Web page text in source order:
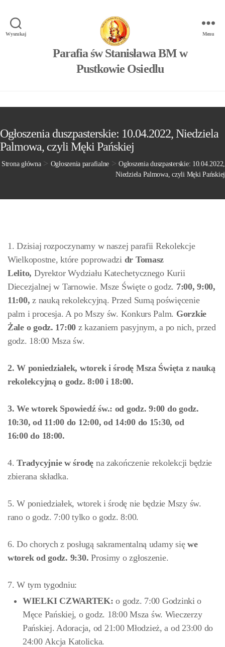
Wyszukaj
Parafia św Stanisława BM w
Pustkowie Osiedlu
Menu
Ogłoszenia duszpasterskie: 10.04.2022, Niedziela
Palmowa, czyli Męki Pańskiej
Strona główna> Ogłoszenia parafialne >Ogłoszenia duszpasterskie: 10.04.2022,
Niedziela Palmowa, czyli Męki Pańskiej
1. Dzisiaj rozpoczynamy w naszej parafii Rekolekcje
Wielkopostne, które poprowadzi dr Tomasz
Lelito, Dyrektor Wydziału Katechetycznego Kurii
Diecezjalnej w Tarnowie. Msze Święte o godz. 7:00, 9:00,
11:00, z nauką rekolekcyjną. Przed Sumą poświęcenie
palm i procesja. A po Mszy św. Konkurs Palm. Gorzkie
Żale o godz. 17:00 z kazaniem pasyjnym, a po nich, przed
godz. 18:00 Msza św.
2. W poniedziałek, wtorek i środę Msza Święta z nauką
rekolekcyjną o godz. 8:00 i 18:00.
3. We wtorek Spowiedź św.: od godz. 9:00 do godz.
10:30, od 11:00 do 12:00, od 14:00 do 15:30, od
16:00 do 18:00.
4.Tradycyjnie w środę na zakończenie rekolekcji będzie
zbierana składka.
5. W poniedziałek, wtorek i środę nie będzie Mszy św.
rano o godz. 7:00 tylko o godz. 8:00.
6. Do chorych z posługą sakramentalną udamy sięwe
wtorek od godz. 9:30.Prosimy o zgłoszenie.
7. W tym tygodniu:
WIELKI CZWARTEK: o godz. 7:00 Godzinki o
Męce Pańskiej, o godz. 18:00 Msza św. Wieczerzy
Pańskiej. Adoracja, od 21:00 Młodzież, a od 23:00 do
24:00 Akcja Katolicka.